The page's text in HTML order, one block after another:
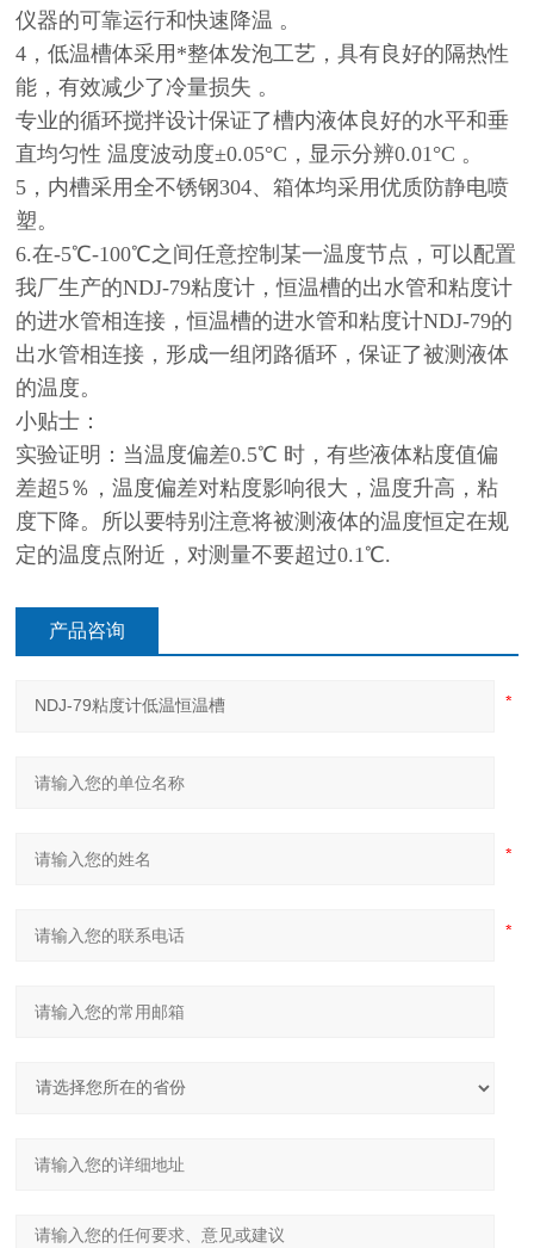
仪器的可靠运行和快速降温 。
4，低温槽体采用*整体发泡工艺，具有良好的隔热性
能，有效减少了冷量损失 。
专业的循环搅拌设计保证了槽内液体良好的水平和垂
直均匀性 温度波动度±0.05°C，显示分辨0.01°C 。
5，内槽采用全不锈钢304、箱体均采用优质防静电喷
塑。
6.在-5℃-100℃之间任意控制某一温度节点，可以配置
我厂生产的NDJ-79粘度计，恒温槽的出水管和粘度计
的进水管相连接，恒温槽的进水管和粘度计NDJ-79的
出水管相连接，形成一组闭路循环，保证了被测液体
的温度。
小贴士：
实验证明：当温度偏差0.5℃ 时，有些液体粘度值偏
差超5％，温度偏差对粘度影响很大，温度升高，粘
度下降。所以要特别注意将被测液体的温度恒定在规
定的温度点附近，对测量不要超过0.1℃.
产品咨询